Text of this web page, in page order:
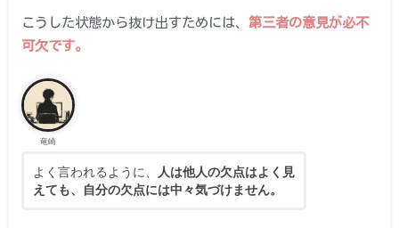
こうした状態から抜け出すためには、 第三者の意見が必不
可欠です。
竜崎
よく言われるように、
人は他人の欠点はよく見
えても、自分の欠点には中々気づけません。